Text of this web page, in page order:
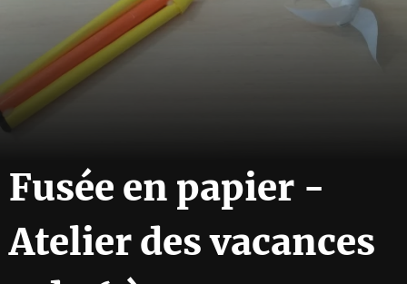
Fusée en papier -
Atelier des vacances